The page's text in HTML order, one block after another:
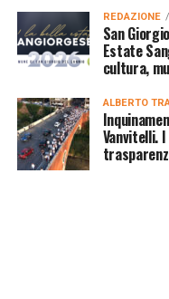
REDAZIONE
San
Estate
cultura,
ALBERTO
Vanvitelli.